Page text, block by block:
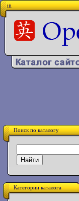
iii
Поиск по каталогу
Категории каталога